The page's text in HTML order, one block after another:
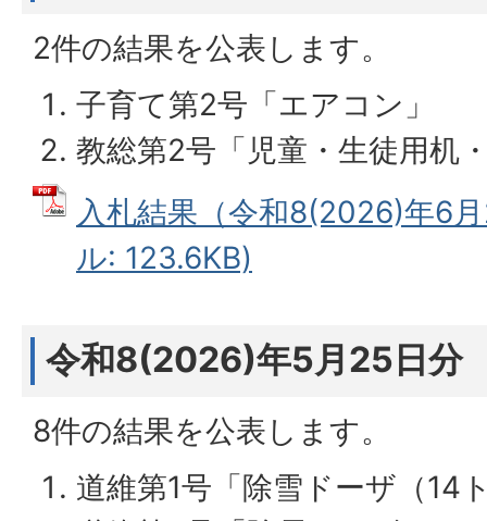
2件の結果を公表します。
子育て第2号「エアコン」
教総第2号「児童・生徒用机
入札結果（令和8(2026)年6
ル: 123.6KB)
令和8(2026)年5月25日分
8件の結果を公表します。
道維第1号「除雪ドーザ（14